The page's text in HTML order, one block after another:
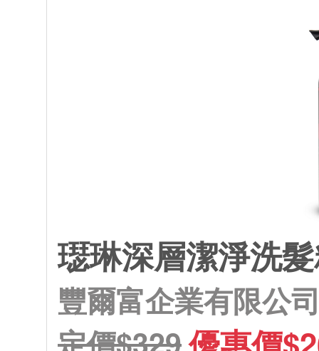
璱琳深層潔淨洗
豐爾富企業有限公